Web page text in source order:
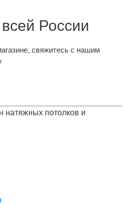
России
свяжитесь с нашим
натяжных потолков и